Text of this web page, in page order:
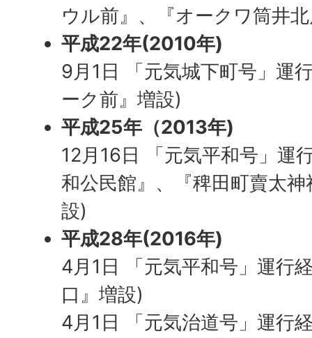
ウル前』、『オークワ筒井
平成22年(2010年)
9月1日 「元気城下町号」運
ーク前』増設)
平成25年（2013年)
12月16日 「元気平和号」運
和公民館』、『稗田町賣太
設)
平成28年(2016年)
4月1日 「元気平和号」運行
口』増設)
4月1日 「元気治道号」運行